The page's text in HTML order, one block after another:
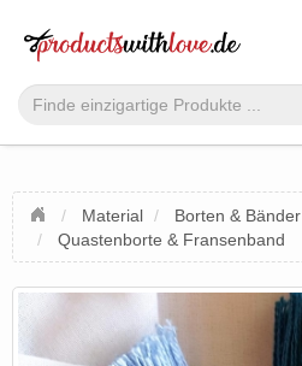
Material
Borten & Bänder
Quastenborte & Fransenband